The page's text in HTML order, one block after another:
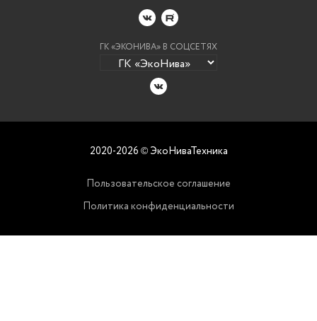
ГК «ЭКОНИВА» В СОЦСЕТЯХ
2020-2026 ©ЭкоНиваТехника
Пользовательское соглашение
Политика конфиденциальности